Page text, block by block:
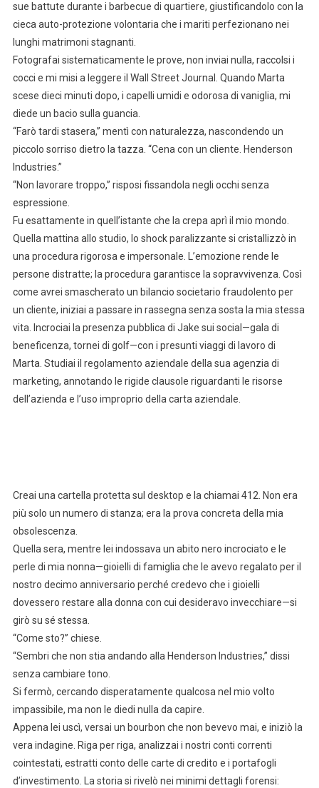
sue battute durante i barbecue di quartiere, giustificandolo con la
cieca auto-protezione volontaria che i mariti perfezionano nei
lunghi matrimoni stagnanti.
Fotografai sistematicamente le prove, non inviai nulla, raccolsi i
cocci e mi misi a leggere il Wall Street Journal. Quando Marta
scese dieci minuti dopo, i capelli umidi e odorosa di vaniglia, mi
diede un bacio sulla guancia.
“Farò tardi stasera,” mentì con naturalezza, nascondendo un
piccolo sorriso dietro la tazza. “Cena con un cliente. Henderson
Industries.”
“Non lavorare troppo,” risposi fissandola negli occhi senza
espressione.
Fu esattamente in quell’istante che la crepa aprì il mio mondo.
Quella mattina allo studio, lo shock paralizzante si cristallizzò in
una procedura rigorosa e impersonale. L’emozione rende le
persone distratte; la procedura garantisce la sopravvivenza. Così
come avrei smascherato un bilancio societario fraudolento per
un cliente, iniziai a passare in rassegna senza sosta la mia stessa
vita. Incrociai la presenza pubblica di Jake sui social—gala di
beneficenza, tornei di golf—con i presunti viaggi di lavoro di
Marta. Studiai il regolamento aziendale della sua agenzia di
marketing, annotando le rigide clausole riguardanti le risorse
dell’azienda e l’uso improprio della carta aziendale.
Creai una cartella protetta sul desktop e la chiamai 412. Non era
più solo un numero di stanza; era la prova concreta della mia
obsolescenza.
Quella sera, mentre lei indossava un abito nero incrociato e le
perle di mia nonna—gioielli di famiglia che le avevo regalato per il
nostro decimo anniversario perché credevo che i gioielli
dovessero restare alla donna con cui desideravo invecchiare—si
girò su sé stessa.
“Come sto?” chiese.
“Sembri che non stia andando alla Henderson Industries,” dissi
senza cambiare tono.
Si fermò, cercando disperatamente qualcosa nel mio volto
impassibile, ma non le diedi nulla da capire.
Appena lei uscì, versai un bourbon che non bevevo mai, e iniziò la
vera indagine. Riga per riga, analizzai i nostri conti correnti
cointestati, estratti conto delle carte di credito e i portafogli
d’investimento. La storia si rivelò nei minimi dettagli forensi: